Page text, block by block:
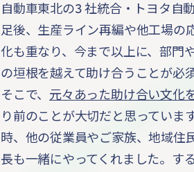
自動車東北の3 社統合・トヨタ自
足後、生産ライン再編や他工場の
化も重なり、今まで以上に、部門
の垣根を越えて助け合うことが必
そこで、 元々あった助け合い文化
り前のことが大切だと思っていま
時、他の従業員やご家族、地域住
長も一緒にやってくれました。す